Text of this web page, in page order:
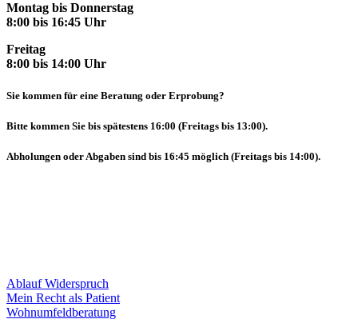
Montag bis Donnerstag
8:00 bis 16:45 Uhr
Freitag
8:00 bis 14:00 Uhr
Sie kommen für eine Beratung oder Erprobung?
Bitte kommen Sie bis spätestens 16:00 (Freitags bis 13:00).
Abholungen oder Abgaben sind bis 16:45 möglich (Freitags bis 14:00).
Ablauf Widerspruch
Mein Recht als Patient
Wohnumfeldberatung